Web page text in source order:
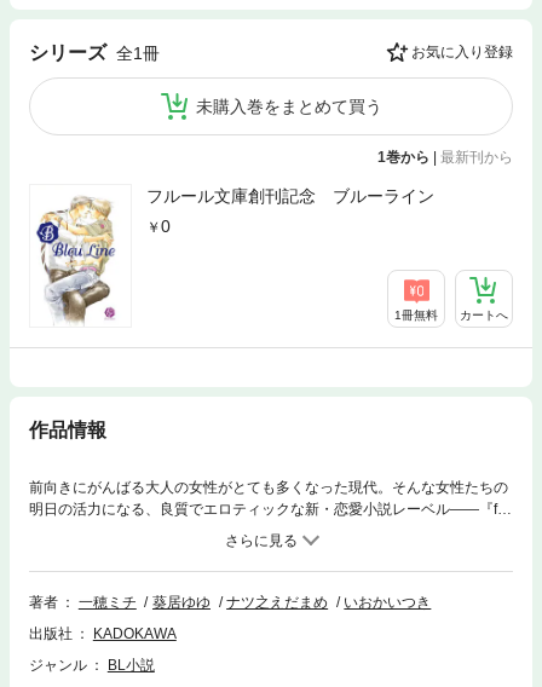
シリーズ 全1冊 お気に入り登録
未購入巻をまとめて買う
1巻から | 最新刊から
フルール文庫創刊記念 ブルーライン
0
1冊無料 カートへ
作品情報
前向きにがんばる大人の女性がとても多くなった現代。そんな女性たちの
明日の活力になる、良質でエロティックな新・恋愛小説レーベル――『fle
ur（フルール）』。男同士の恋愛（BL）を描いた「ブルーライン」。至上
の愛に心が震える、人気の4作品をお試し読み。
著者 一穂ミチ 葵居ゆゆ ナツ之えだまめ
いおかいつき
出版社
KADOKAWA
ジャンル
BL小説